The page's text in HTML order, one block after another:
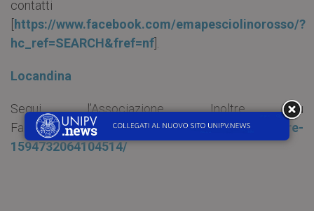
contatti
https://www.facebook.com/emapesciolinorosso/?
hc_ref=SEARCH&fref=nf ].
Locandina
Segui l’Associazione Inoltre su
Facebook https://www.facebook.com/Inoltre-
1594732064104514/